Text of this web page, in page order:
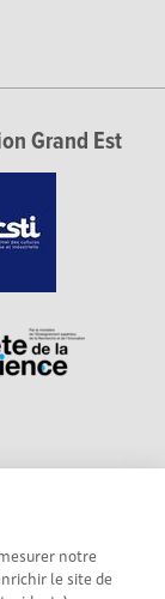
notre
le site de
Grand Est